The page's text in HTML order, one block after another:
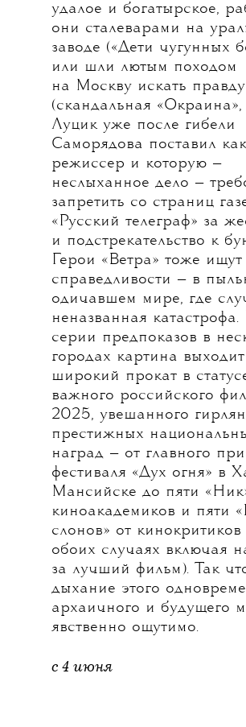
удалое и богатырское,
они сталеварами на
заводе («Дети чугунных
или шли лютым походом
на Москву искать правду
(скандальная
Луцик уже после гибели
Саморядова поставил как
режиссер и которую —
неслыханное дело —
запретить со страниц
«Русский телеграф» за
и подстрекательство к
Герои «Ветра» тоже ищут
справедливости — в
одичавшем мире, где
неназванная
серии предпоказов в
городах картина
широкий прокат в
важного российского
2025, увешанного
престижных
наград — от главного
фестиваля «Дух огня» в
Мансийске до пяти
киноакадемиков и пяти
слонов» от кинокритиков
обоих случаях включая
за лучший фильм). Так
дыхание этого
архаичного и будущего
явственно ощутимо.
с 4 июня